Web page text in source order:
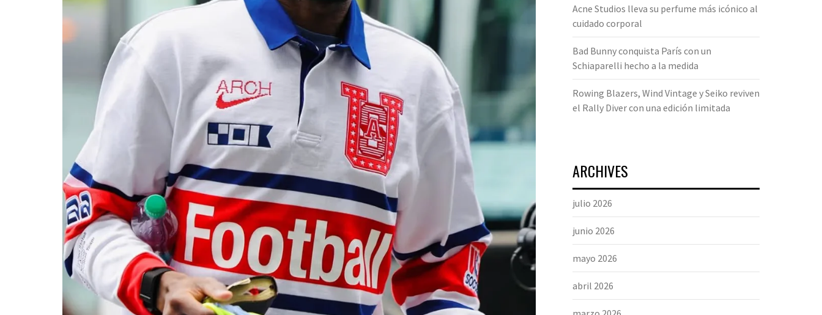
Acne Studios lleva su perfume más icónico al
cuidado corporal
Bad Bunny conquista París con un
Schiaparelli hecho a la medida
Rowing Blazers, Wind Vintage y Seiko reviven
el Rally Diver con una edición limitada
ARCHIVES
julio 2026
junio 2026
mayo 2026
abril 2026